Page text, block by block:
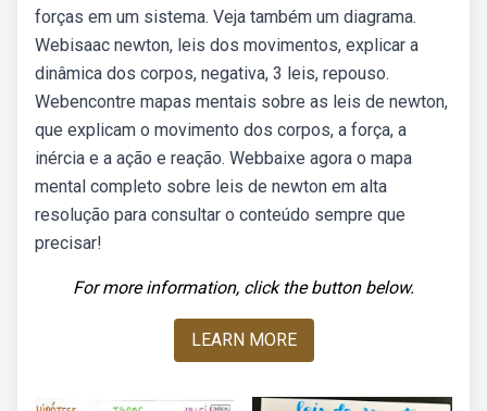
forças em um sistema. Veja também um diagrama.
Webisaac newton, leis dos movimentos, explicar a
dinâmica dos corpos, negativa, 3 leis, repouso.
Webencontre mapas mentais sobre as leis de newton,
que explicam o movimento dos corpos, a força, a
inércia e a ação e reação. Webbaixe agora o mapa
mental completo sobre leis de newton em alta
resolução para consultar o conteúdo sempre que
precisar!
For more information, click the button below.
LEARN MORE